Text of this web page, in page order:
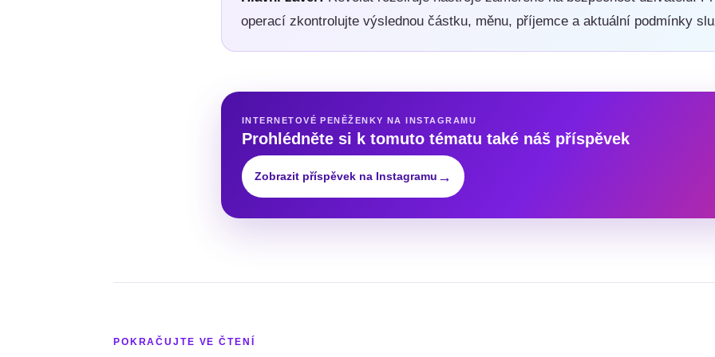
operací zkontrolujte výslednou částku, měnu, příjemce a aktuální podmínky
INTERNETOVÉ PENĚŽENKY NA INSTAGRAMU
Prohlédněte si k tomuto tématu také náš příspěvek
Zobrazit příspěvek na Instagramu →
POKRAČUJTE VE ČTENÍ